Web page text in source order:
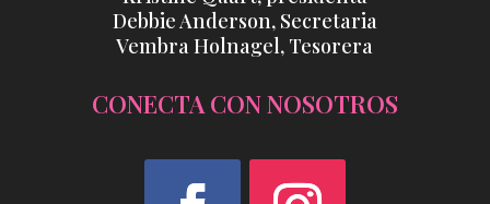
Debbie Anderson, Secretaria
Vembra Holnagel, Tesorera
CONECTA CON NOSOTROS